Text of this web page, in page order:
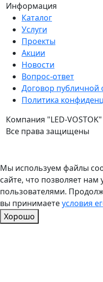
Информация
Каталог
Услуги
Проекты
Акции
Новости
Вопрос-ответ
Договор публичной
Политика
Компания "LED-
Все права защищены
Мы используем файлы
сайте, что позволяет
пользователями.
вы принимаетеусловия
Хорошо